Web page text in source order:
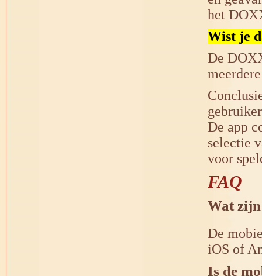
het
Wist je
De
De app
selectie
voor
FAQ
Wat zijn
De
iOS of
Is de